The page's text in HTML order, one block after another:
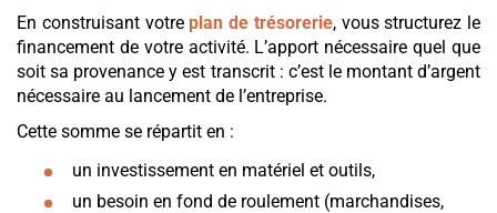
En construisant votre plan de trésorerie, vous structurez le
financement de votre activité. L’apport nécessaire quel que
soit sa provenance y est transcrit : c’est le montant d’argent
nécessaire au lancement de l’entreprise.
Cette somme se répartit en :
un investissement en matériel et outils,
un besoin en fond de roulement (marchandises,